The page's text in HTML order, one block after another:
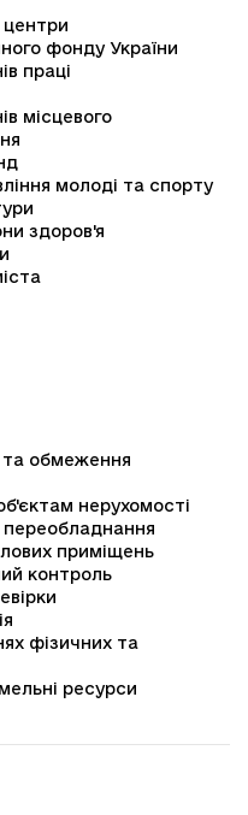
центри
фонду України
праці
місцевого
молоді та спорту
здоров'я
та обмеження
нерухомості
приміщень
контроль
фізичних та
ресурси